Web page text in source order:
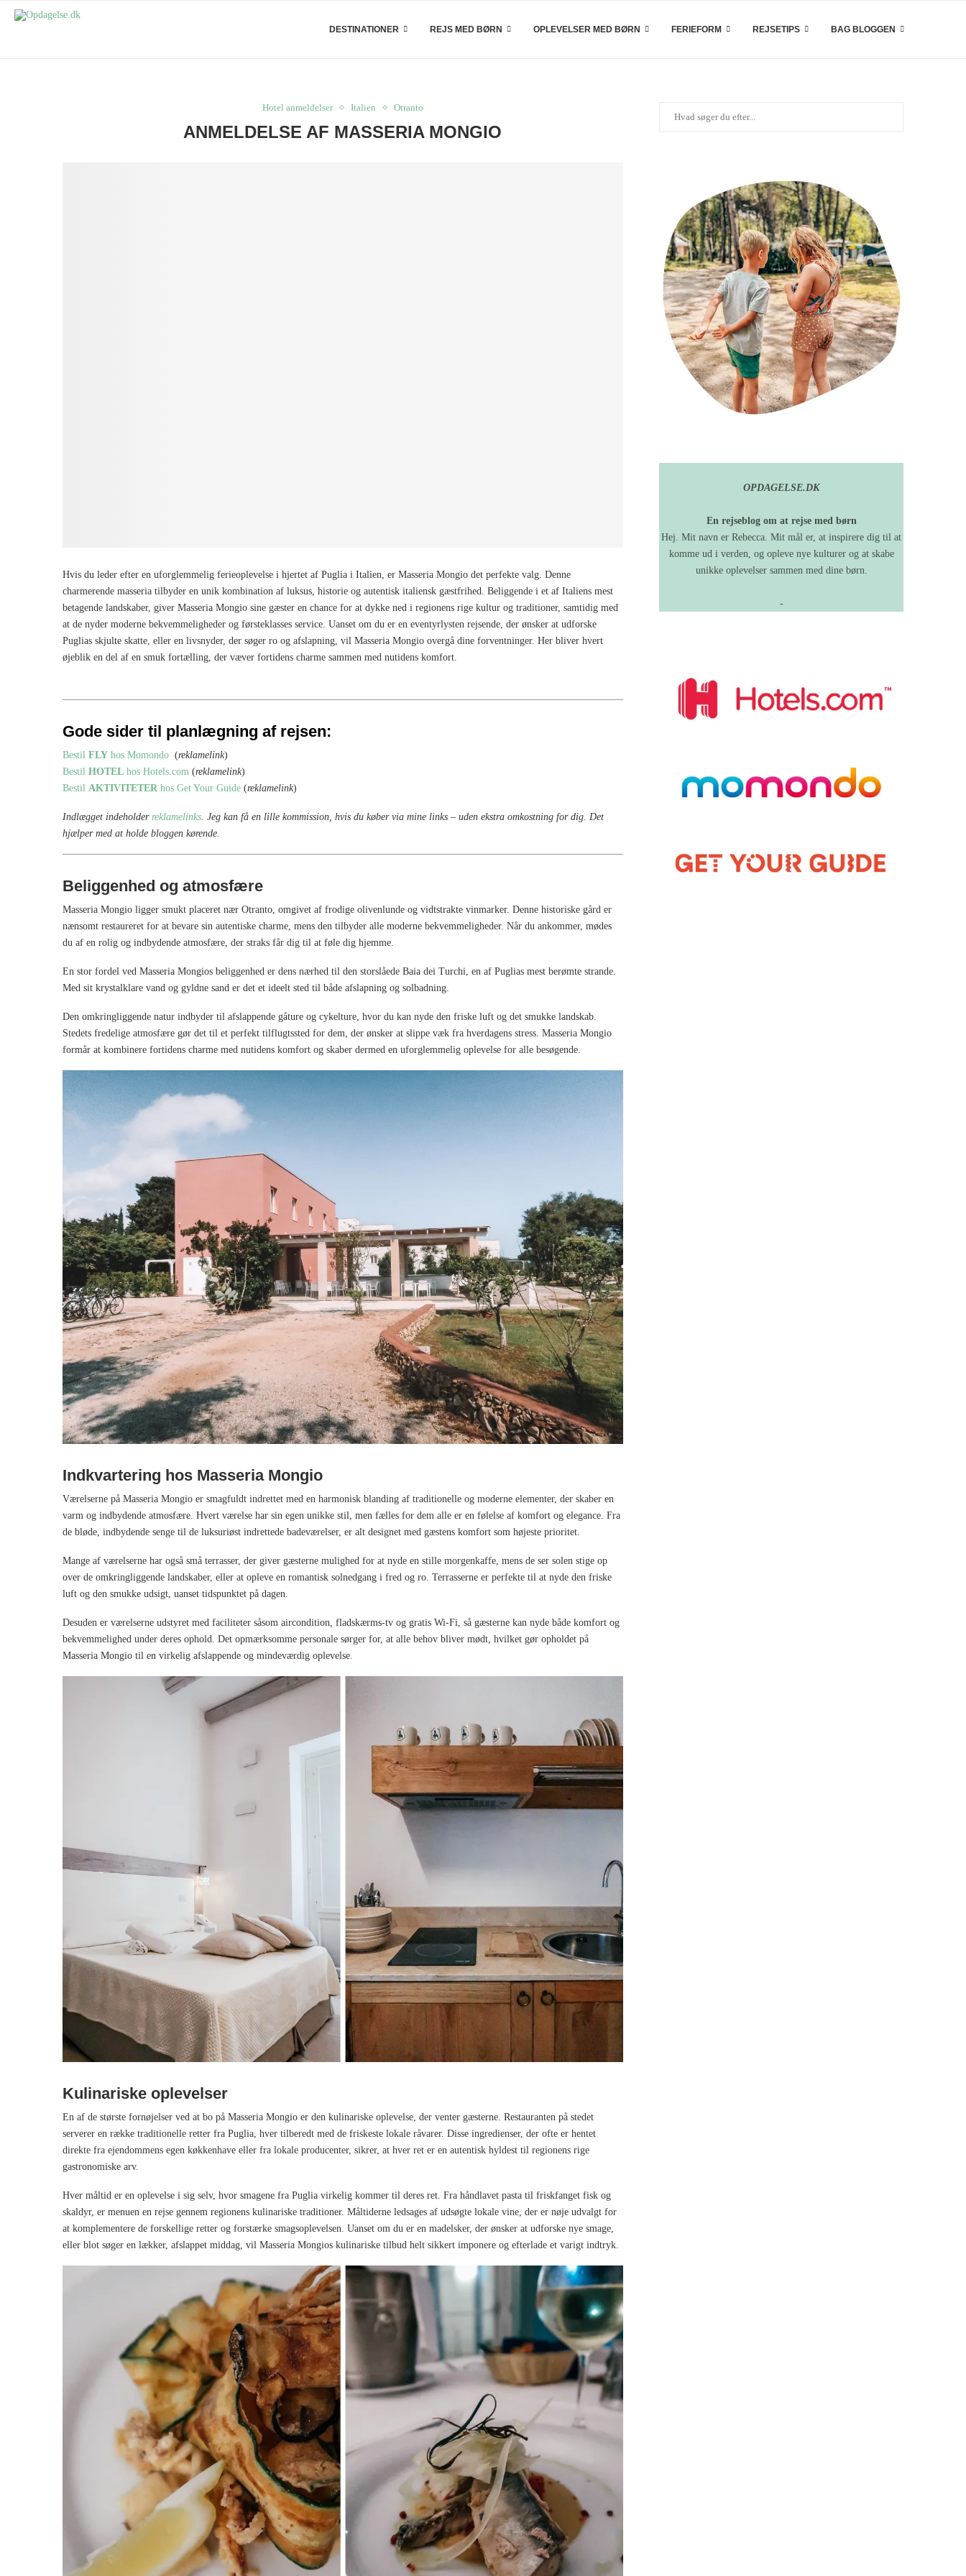
DESTINATIONER REJS MED BØRN OPLEVELSER MED BØRN FERIEFORM REJSETIPS BAG BLOGGEN
Hotel anmeldelser Italien Otranto
ANMELDELSE AF MASSERIA MONGIO
Hvis du leder efter en uforglemmelig ferieoplevelse i hjertet af Puglia i Italien, er Masseria Mongio det perfekte valg. Denne
charmerende masseria tilbyder en unik kombination af luksus, historie og autentisk italiensk gæstfrihed. Beliggende i et af Italiens mest
betagende landskaber, giver Masseria Mongio sine gæster en chance for at dykke ned i regionens rige kultur og traditioner, samtidig med
at de nyder moderne bekvemmeligheder og førsteklasses service. Uanset om du er en eventyrlysten rejsende, der ønsker at udforske
Puglias skjulte skatte, eller en livsnyder, der søger ro og afslapning, vil Masseria Mongio overgå dine forventninger. Her bliver hvert
øjeblik en del af en smuk fortælling, der væver fortidens charme sammen med nutidens komfort.
Gode sider til planlægning af rejsen:
Bestil FLY hos Momondo (reklamelink)
Bestil HOTEL hos Hotels.com (reklamelink)
Bestil AKTIVITETER hos Get Your Guide (reklamelink)
Indlægget indeholder reklamelinks. Jeg kan få en lille kommission, hvis du køber via mine links – uden ekstra omkostning for dig. Det
hjælper med at holde bloggen kørende.
Beliggenhed og atmosfære
Masseria Mongio ligger smukt placeret nær Otranto, omgivet af frodige olivenlunde og vidtstrakte vinmarker. Denne historiske gård er
nænsomt restaureret for at bevare sin autentiske charme, mens den tilbyder alle moderne bekvemmeligheder. Når du ankommer, mødes
du af en rolig og indbydende atmosfære, der straks får dig til at føle dig hjemme.
En stor fordel ved Masseria Mongios beliggenhed er dens nærhed til den storslåede Baia dei Turchi, en af Puglias mest berømte strande.
Med sit krystalklare vand og gyldne sand er det et ideelt sted til både afslapning og solbadning.
Den omkringliggende natur indbyder til afslappende gåture og cykelture, hvor du kan nyde den friske luft og det smukke landskab.
Stedets fredelige atmosfære gør det til et perfekt tilflugtssted for dem, der ønsker at slippe væk fra hverdagens stress. Masseria Mongio
formår at kombinere fortidens charme med nutidens komfort og skaber dermed en uforglemmelig oplevelse for alle besøgende.
Indkvartering hos Masseria Mongio
Værelserne på Masseria Mongio er smagfuldt indrettet med en harmonisk blanding af traditionelle og moderne elementer, der skaber en
varm og indbydende atmosfære. Hvert værelse har sin egen unikke stil, men fælles for dem alle er en følelse af komfort og elegance. Fra
de bløde, indbydende senge til de luksuriøst indrettede badeværelser, er alt designet med gæstens komfort som højeste prioritet.
Mange af værelserne har også små terrasser, der giver gæsterne mulighed for at nyde en stille morgenkaffe, mens de ser solen stige op
over de omkringliggende landskaber, eller at opleve en romantisk solnedgang i fred og ro. Terrasserne er perfekte til at nyde den friske
luft og den smukke udsigt, uanset tidspunktet på dagen.
Desuden er værelserne udstyret med faciliteter såsom aircondition, fladskærms-tv og gratis Wi-Fi, så gæsterne kan nyde både komfort og
bekvemmelighed under deres ophold. Det opmærksomme personale sørger for, at alle behov bliver mødt, hvilket gør opholdet på
Masseria Mongio til en virkelig afslappende og mindeværdig oplevelse.
Kulinariske oplevelser
En af de største fornøjelser ved at bo på Masseria Mongio er den kulinariske oplevelse, der venter gæsterne. Restauranten på stedet
serverer en række traditionelle retter fra Puglia, hver tilberedt med de friskeste lokale råvarer. Disse ingredienser, der ofte er hentet
direkte fra ejendommens egen køkkenhave eller fra lokale producenter, sikrer, at hver ret er en autentisk hyldest til regionens rige
gastronomiske arv.
Hver måltid er en oplevelse i sig selv, hvor smagene fra Puglia virkelig kommer til deres ret. Fra håndlavet pasta til friskfanget fisk og
skaldyr, er menuen en rejse gennem regionens kulinariske traditioner. Måltiderne ledsages af udsøgte lokale vine, der er nøje udvalgt for
at komplementere de forskellige retter og forstærke smagsoplevelsen. Uanset om du er en madelsker, der ønsker at udforske nye smage,
eller blot søger en lækker, afslappet middag, vil Masseria Mongios kulinariske tilbud helt sikkert imponere og efterlade et varigt indtryk.
OPDAGELSE.DK
En rejseblog om at rejse med børn
Hej. Mit navn er Rebecca. Mit mål er, at inspirere dig til at
komme ud i verden, og opleve nye kulturer og at skabe
unikke oplevelser sammen med dine børn.
-